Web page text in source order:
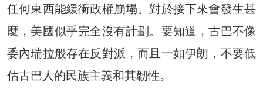
任何東西能緩衝政權崩塌。對於接下來會發生甚
麼，美國似乎完全沒有計劃。要知道，古巴不像
委內瑞拉般存在反對派，而且一如伊朗，不要低
估古巴人的民族主義和其韌性。